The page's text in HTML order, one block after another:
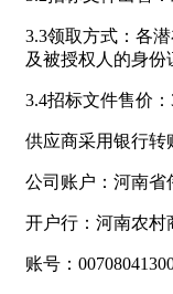
3.3领取方式：各
及被授权人的身份
3.4招标文件售价：
供应商采用银行转
公司账户：河南省
开户行：河南农村
账号：